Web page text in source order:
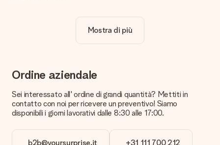
Certo! Il prezzo mostrato include sempre la personalizzazione
Vogliamo assicurarci che tu sia completamente soddisfatto
del tuo regalo. Per questo è importante utilizzare foto di alta
nostro servizio clienti e includi la foto insieme al regalo che
vuoi ordinare. Potranno verificare la qualità per te!
Puoi usare i formati JPG e PNG. Se hai bisogno di aiuto
Mostra di più
Ordine aziendale
Sei interessato all' ordine di grandi quantità? Mettiti in
contatto con noi per ricevere un preventivo! Siamo
disponibili i giorni lavorativi dalle 8:30 alle 17:00.
b2b@yoursurprise.it +31 111 700 212